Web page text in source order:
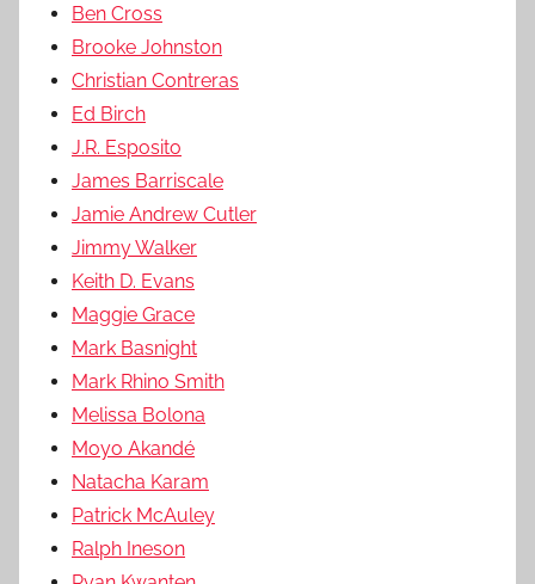
Ben Cross
Brooke Johnston
Christian Contreras
Ed Birch
J.R. Esposito
James Barriscale
Jamie Andrew Cutler
Jimmy Walker
Keith D. Evans
Maggie Grace
Mark Basnight
Mark Rhino Smith
Melissa Bolona
Moyo Akandé
Natacha Karam
Patrick McAuley
Ralph Ineson